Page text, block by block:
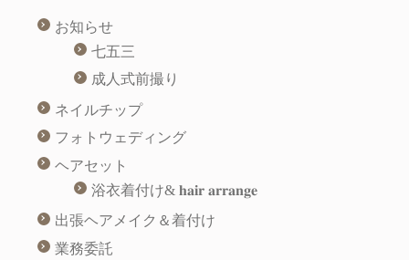
お知らせ
七五三
成人式前撮り
ネイルチップ
フォトウェディング
ヘアセット
浴衣着付け& 𝐡𝐚𝐢𝐫 𝐚𝐫𝐫𝐚𝐧𝐠𝐞
出張ヘアメイク＆着付け
業務委託